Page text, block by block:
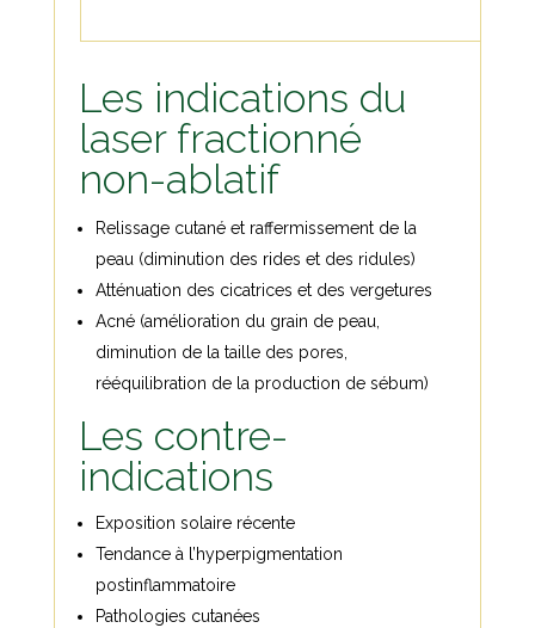
Les indications du
laser fractionné
non-ablatif
Relissage cutané et raffermissement de la
peau (diminution des rides et des ridules)
Atténuation des cicatrices et des vergetures
Acné (amélioration du grain de peau,
diminution de la taille des pores,
rééquilibration de la production de sébum)
Les contre-
indications
Exposition solaire récente
Tendance à l’hyperpigmentation
postinflammatoire
Pathologies cutanées